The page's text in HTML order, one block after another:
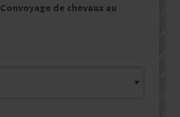
Convoyage de chevaux au